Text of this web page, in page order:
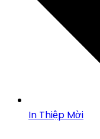
In Thiệp Mời